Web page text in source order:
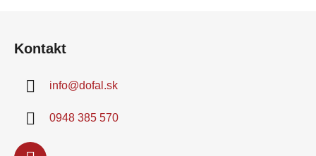
Kontakt
info@dofal.sk
0948 385 570